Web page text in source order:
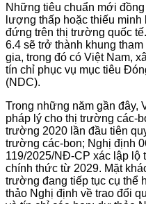
Những tiêu chuẩn mới
lượng thấp hoặc thiếu
đứng trên thị trường quốc
6.4 sẽ trở thành khung
gia, trong đó có Việt Nam,
tín chỉ phục vụ mục tiêu
(NDC).
Trong những năm gần đây,
pháp lý cho thị trường các-
trường 2020 lần đầu tiên
trường các-bon; Nghị định
119/2025/NĐ-CP xác lập lộ
chính thức từ 2029. Mặt
trường đang tiếp tục cụ thể
thảo Nghị định về trao đổi